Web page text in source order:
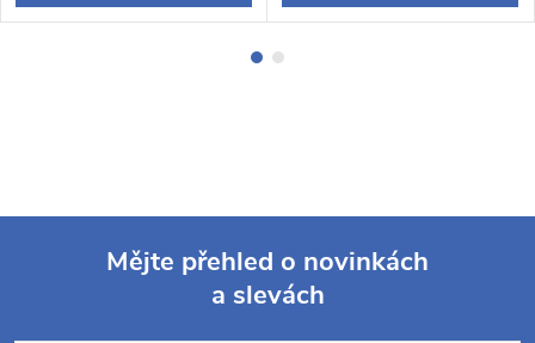
Mějte přehled o novinkách
a slevách